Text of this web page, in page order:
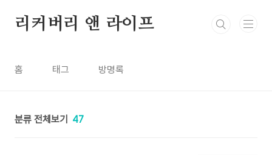
리커버리 앤 라이프
홈 태그 방명록
분류 전체보기 47